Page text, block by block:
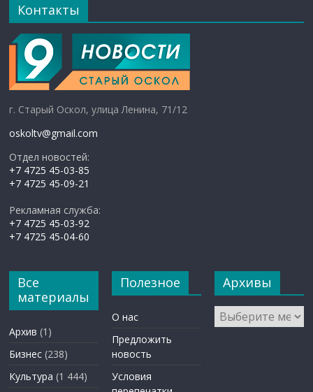
Контакты
г. Старый Оскол, улица Ленина, 71/12
oskoltv@gmail.com
Отдел новостей:
+7 4725 45-03-85
+7 4725 45-09-21
Рекламная служба:
+7 4725 45-03-92
+7 4725 45-04-60
Все
материалы
Архив (1)
Бизнес (238)
Культура (1 444)
Полезное
О нас
Предложить
новость
Условия
Архивы
Архивы